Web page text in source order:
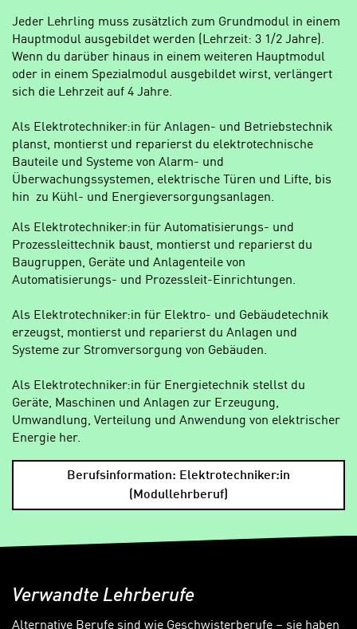
Jeder Lehrling muss zusätzlich zum Grundmodul in einem
Hauptmodul ausgebildet werden (Lehrzeit: 3 1/2 Jahre).
Wenn du darüber hinaus in einem weiteren Hauptmodul
oder in einem Spezialmodul ausgebildet wirst, verlängert
sich die Lehrzeit auf 4 Jahre.
Als Elektrotechniker:in für Anlagen- und Betriebstechnik
planst, montierst und reparierst du elektrotechnische
Bauteile und Systeme von Alarm- und
Überwachungssystemen, elektrische Türen und Lifte, bis
hin zu Kühl- und Energieversorgungsanlagen.
Als Elektrotechniker:in für Automatisierungs- und
Prozessleittechnik baust, montierst und reparierst du
Baugruppen, Geräte und Anlagenteile von
Automatisierungs- und Prozessleit-Einrichtungen.
Als Elektrotechniker:in für Elektro- und Gebäudetechnik
erzeugst, montierst und reparierst du Anlagen und
Systeme zur Stromversorgung von Gebäuden.
Als Elektrotechniker:in für Energietechnik stellst du
Geräte, Maschinen und Anlagen zur Erzeugung,
Umwandlung, Verteilung und Anwendung von elektrischer
Energie her.
Berufsinformation: Elektrotechniker:in
(Modullehrberuf)
Verwandte Lehrberufe
Alternative Berufe sind wie Geschwisterberufe – sie haben